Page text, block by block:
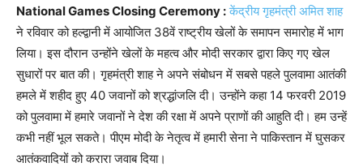
National Games Closing Ceremony :केंद्रीय गृहमंत्री अमित शाह
ने रविवार को हल्द्वानी में आयोजित 38वें राष्ट्रीय खेलों के समापन समारोह में भाग
लिया। इस दौरान उन्होंने खेलों के महत्व और मोदी सरकार द्वारा किए गए खेल
सुधारों पर बात की। गृहमंत्री शाह ने अपने संबोधन में सबसे पहले पुलवामा आतंकी
हमले में शहीद हुए 40 जवानों को श्रद्धांजलि दी। उन्होंने कहा 14 फरवरी 2019
को पुलवामा में हमारे जवानों ने देश की रक्षा में अपने प्राणों की आहुति दी। हम उन्हें
कभी नहीं भूल सकते। पीएम मोदी के नेतृत्व में हमारी सेना ने पाकिस्तान में घुसकर
आतंकवादियों को करारा जवाब दिया।